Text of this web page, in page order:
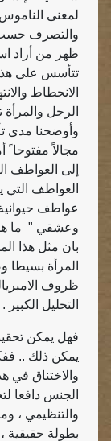
لمعنى الناموس
والتصرف حسب
ظهر من أراد
تتأسس على هذا
الانحطاط
الرجل والمرأة
وأوضحنا مدى
مجالاً مفتوحا
إلى العواطف
العواطف التي
عواطف حيوانية
وعشقي " ما هو
بان مثل هذا
المرأة بسيطا
ظروف
التحليل الكبير .
فهل يمكن
يمكن ذلك ..
والاختناق في
الجنس دافعا
والتنظيمي ،
بطولة حقيقية